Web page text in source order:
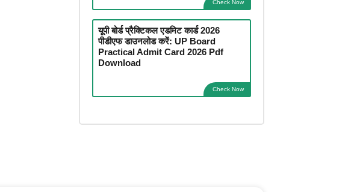
Check Now
यूपी बोर्ड प्रैक्टिकल एडमिट कार्ड 2026
पीडीएफ डाउनलोड करें: UP Board
Practical Admit Card 2026 Pdf
Download
Check Now